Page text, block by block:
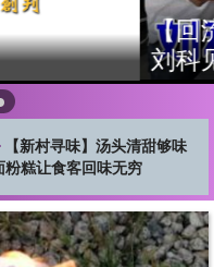
薪
【新村寻味】汤头清甜够味
粉糕让食客回味无穷